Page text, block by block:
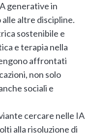
generative in
altre discipline.
sostenibile e
e terapia nella
affrontati
non solo
sociali e
cercare nelle IA
alla risoluzione di